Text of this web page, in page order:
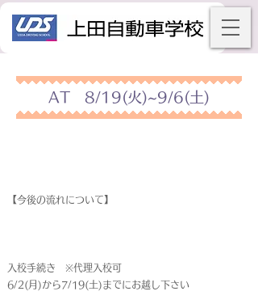
AT 8/19(火)~9/6(土)
【今後の流れについて】
入校手続き ※代理入校可
6/2(月)から7/19(土)までにお越し下さい